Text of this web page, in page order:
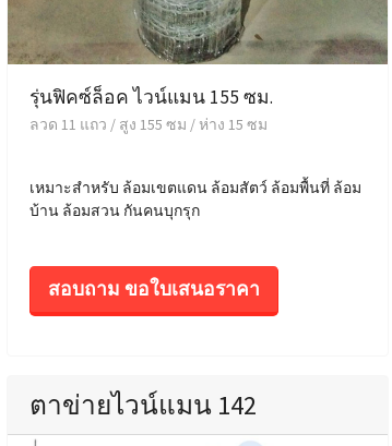
รุ่นฟิคซ์ล็อค ไวน์แมน 155 ซม.
ลวด 11 แถว / สูง 155 ซม / ห่าง 15 ซม
เหมาะสำหรับ ล้อมเขตแดน ล้อมสัตว์ ล้อมพื้นที่ ล้อม
บ้าน ล้อมสวน กันคนบุกรุก
สอบถาม ขอใบเสนอราคา
ตาข่ายไวน์แมน 142